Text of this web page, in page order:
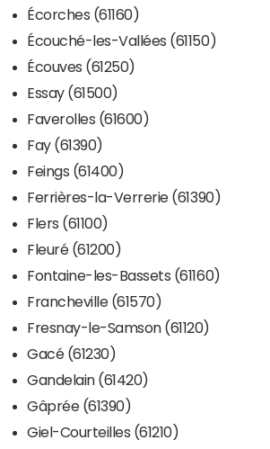
Écorches (61160)
Écouché-les-Vallées (61150)
Écouves (61250)
Essay (61500)
Faverolles (61600)
Fay (61390)
Feings (61400)
Ferrières-la-Verrerie (61390)
Flers (61100)
Fleuré (61200)
Fontaine-les-Bassets (61160)
Francheville (61570)
Fresnay-le-Samson (61120)
Gacé (61230)
Gandelain (61420)
Gâprée (61390)
Giel-Courteilles (61210)